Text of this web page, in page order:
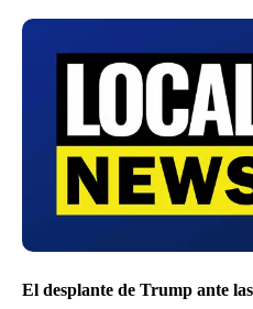
El desplante de Trump ante